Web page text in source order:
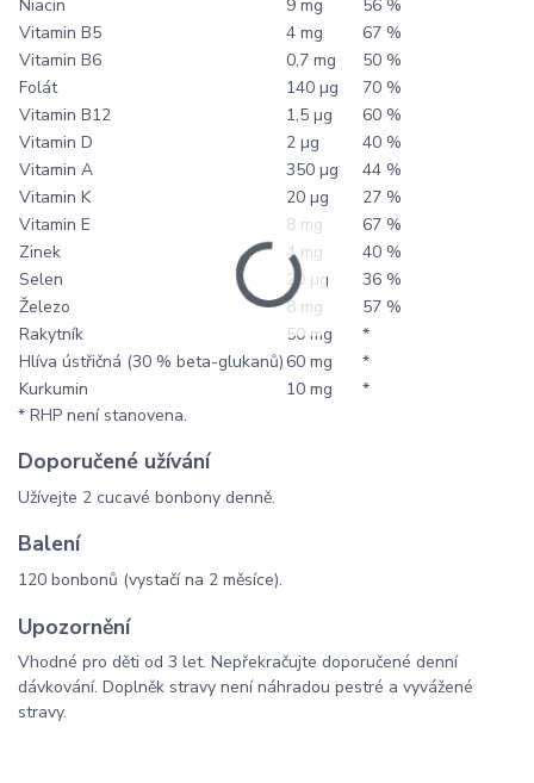
Niacin
9 mg
56 %
Vitamin B5
4 mg
67 %
Vitamin B6
0,7 mg
50 %
Folát
140 µg
70 %
Vitamin B12
1,5 µg
60 %
Vitamin D
2 µg
40 %
Vitamin A
350 µg
44 %
Vitamin K
20 µg
27 %
Vitamin E
8 mg
67 %
Zinek
4 mg
40 %
Selen
20 µg
36 %
Železo
8 mg
57 %
Rakytník
50 mg
*
Hlíva ústřičná (30 % beta-glukanů)60 mg
*
Kurkumin
10 mg
*
* RHP není stanovena.
Doporučené užívání
Užívejte 2 cucavé bonbony denně.
Balení
120 bonbonů (vystačí na 2 měsíce).
Upozornění
Vhodné pro děti od 3 let. Nepřekračujte doporučené denní
dávkování. Doplněk stravy není náhradou pestré a vyvážené
stravy.